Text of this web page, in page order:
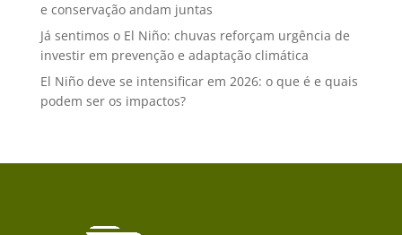
e conservação andam juntas
Já sentimos o El Niño: chuvas reforçam urgência de
investir em prevenção e adaptação climática
El Niño deve se intensificar em 2026: o que é e quais
podem ser os impactos?